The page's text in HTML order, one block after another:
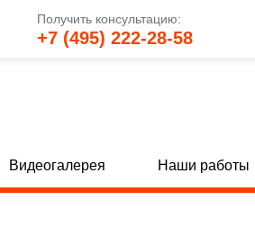
Получить консультацию:
+7 (495) 222-28-58
Видеогалерея Наши работы